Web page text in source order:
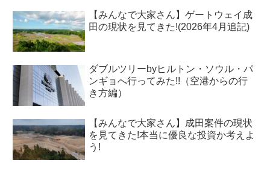
【みんなで大家さん】ゲートウェイ成
田の現状を見てきた!(2026年4月追記)
ダブルツリーbyヒルトン・ソウル・パ
ンギョへ行ってみた!!（空港からの行
き方編）
【みんなで大家さん】成田案件の現状
を見てきた!本当に優良な投資か考えよ
う!